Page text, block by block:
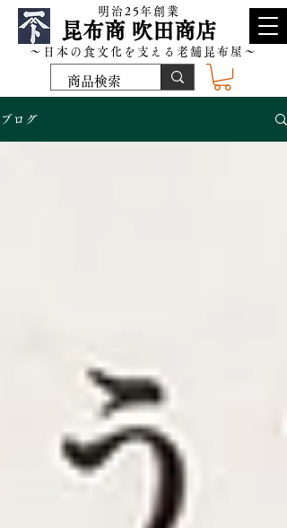
昆布商 吹田商店
​明治25年創業
～日本の食文化を支える老舗昆布屋～
ブログ